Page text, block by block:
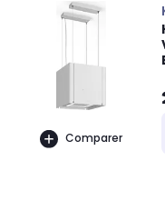
Comparer